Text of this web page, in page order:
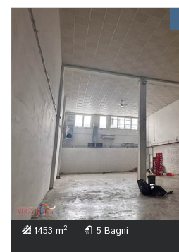
1453 m2 5 Bagni